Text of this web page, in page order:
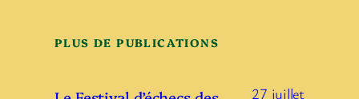
PLUS DE PUBLICATIONS
27 juillet